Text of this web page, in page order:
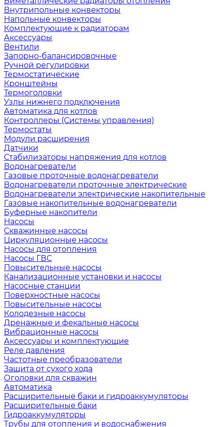
Внутрипольные конвекторы
Напольные конвекторы
Комплектующие к радиаторам
Аксессуары
Вентили
Запорно-балансировочные
Ручной регулировки
Термостатические
Кронштейны
Термоголовки
Узлы нижнего подключения
Автоматика для котлов
Контроллеры (Системы управления)
Термостаты
Модули расширения
Датчики
Стабилизаторы напряжения для котлов
Водонагреватели
Газовые проточные водонагреватели
Водонагреватели проточные электрические
Водонагреватели электрические накопительные
Газовые накопительные водонагреватели
Буферные накопители
Насосы
Скважинные насосы
Циркуляционные насосы
Насосы для отопления
Насосы ГВС
Повысительные насосы
Канализационные установки и насосы
Насосные станции
Поверхностные насосы
Повысительные насосы
Колодезные насосы
Дренажные и фекальные насосы
Вибрационные насосы
Аксессуары и комплектующие
Реле давления
Частотные преобразователи
Защита от сухого хода
Оголовки для скважин
Автоматика
Расширительные баки и гидроаккумуляторы
Расширительные баки
Гидроаккумуляторы
Трубы для отопления и водоснабжения